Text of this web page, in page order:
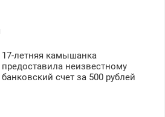
17-летняя камышанка
предоставила неизвестному
банковский счет за 500 рублей